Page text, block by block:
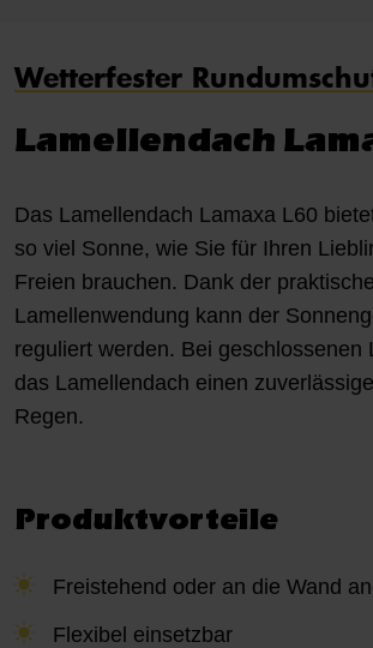
Wetterfester
Lamellendach
Das Lamellendach Lamaxa L60
so viel Sonne, wie Sie für Ihren
Freien brauchen. Dank der
Lamellenwendung kann der
reguliert werden. Bei geschlossenen
das Lamellendach einen
Regen.
Produktvorteile
Freistehend oder an die Wand
Flexibel einsetzbar